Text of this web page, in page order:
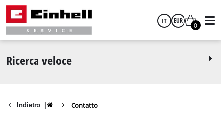
IT EUR
GBP
0
Ricerca veloce
Indietro Contatto